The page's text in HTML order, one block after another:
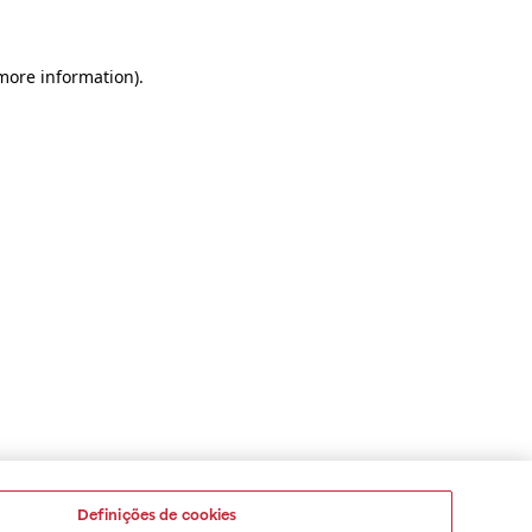
information).
Definições de cookies